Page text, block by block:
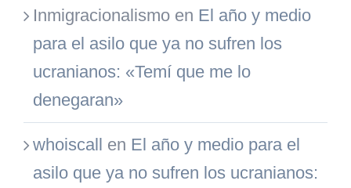
Inmigracionalismo en El año y medio
para el asilo que ya no sufren los
ucranianos: «Temí que me lo
denegaran»
whoiscall en El año y medio para el
asilo que ya no sufren los ucranianos: